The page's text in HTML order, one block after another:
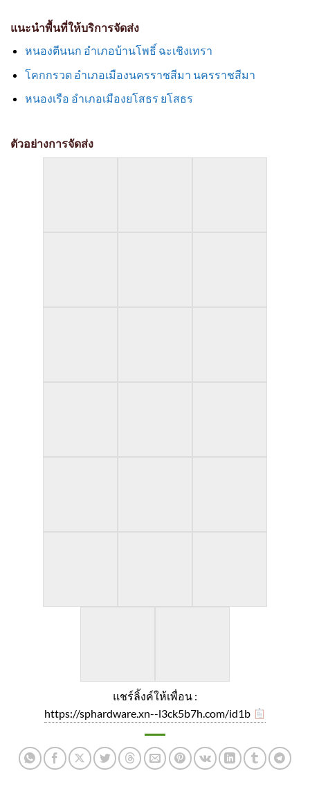
แนะนำพื้นที่ให้บริการจัดส่ง
หนองตีนนก อำเภอบ้านโพธิ์ ฉะเชิงเทรา
โคกกรวด อำเภอเมืองนครราชสีมา นครราชสีมา
หนองเรือ อำเภอเมืองยโสธร ยโสธร
ตัวอย่างการจัดส่ง
แชร์ลิ้งค์ให้เพื่อน :
https://sphardware.xn--l3ck5b7h.com/id1b